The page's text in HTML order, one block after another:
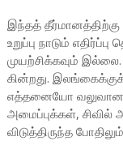
இந்தத்
உறுப்பு நாடும்
முயற்­சிக்­கவும்
கின்­றது.
எத்­த­னையோ வலு­வான
அமைப்­புக்கள், சிவில்
விடுத்­தி­ருந்த